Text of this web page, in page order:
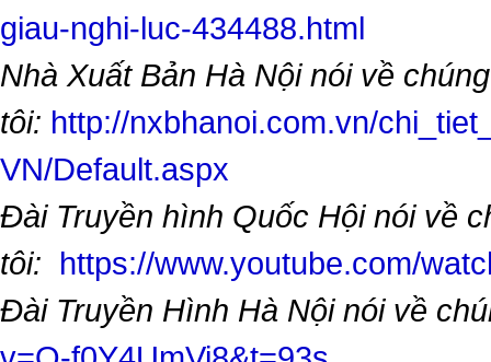
giau-nghi-luc-434488.html
Nhà Xuất Bản Hà Nội nói về chúng
tôi: http://nxbhanoi.com.vn/
VN/Default.aspx
Đài Truyền hình Quốc Hội nói về
tôi: https://www.youtube.com/
Đài Truyền Hình Hà Nội nói về